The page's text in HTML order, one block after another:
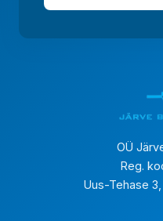
OÜ
Reg.
Uus-Tehase